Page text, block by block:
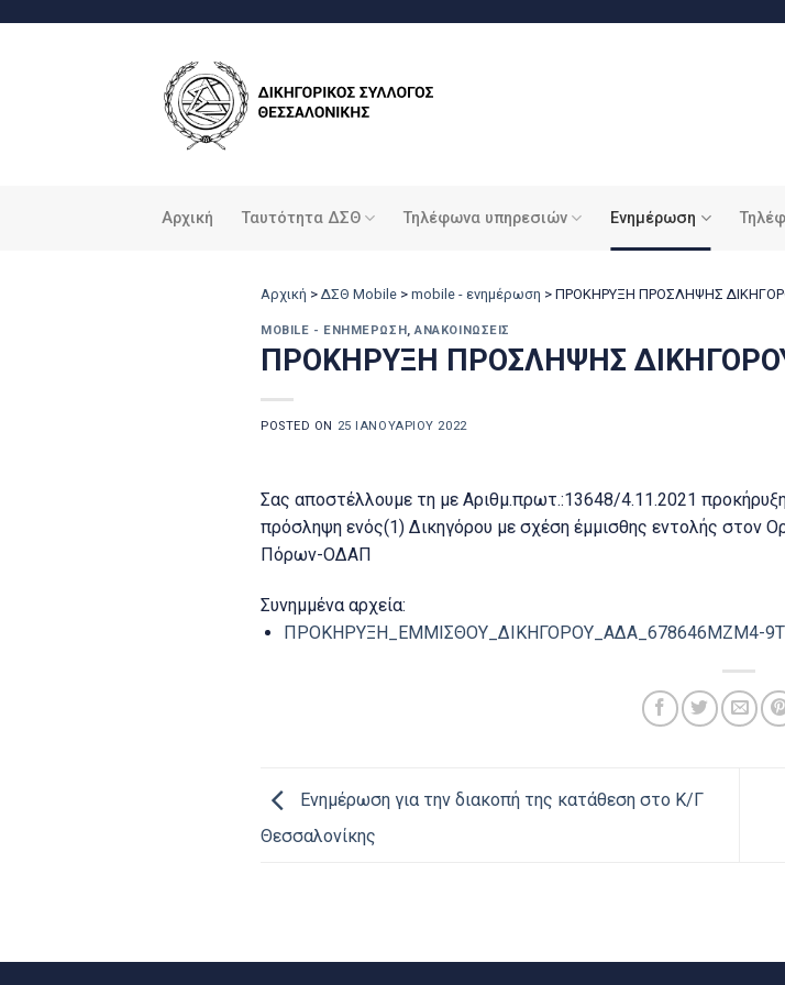
Αρχική Ταυτότητα ΔΣΘ Τηλέφωνα υπηρεσιών Ενημέρωση
Αρχική > ΔΣΘ Mobile > mobile - ενημέρωση > ΠΡΟΚΗΡΥΞΗ ΠΡΟΣΛΗΨΗΣ
MOBILE - ΕΝΗΜΈΡΩΣΗ,ΑΝΑΚΟΙΝΏΣΕΙΣ
ΠΡΟΚΗΡΥΞΗ ΠΡΟΣΛΗΨΗΣ
POSTED ON 25 ΙΑΝΟΥΑΡΊΟΥ 2022
Σας αποστέλλουμε τη με Αριθμ.πρωτ.:13648/4.11.2021
πρόσληψη ενός(1) Δικηγόρου με σχέση έμμισθης εντολής στον
Πόρων-ΟΔΑΠ
Συνημμένα αρχεία:
ΠΡΟΚΗΡΥΞΗ_ΕΜΜΙΣΘΟΥ_ΔΙΚΗΓΟΡΟΥ_ΑΔΑ_678646ΜΖΜ4-
Ενημέρωση για την διακοπή της κατάθεση στο Κ/Γ
Θεσσαλονίκης